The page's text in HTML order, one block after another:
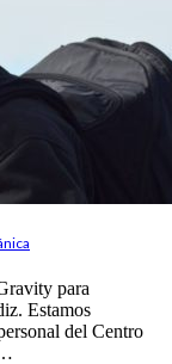
para
Estamos
del Centro